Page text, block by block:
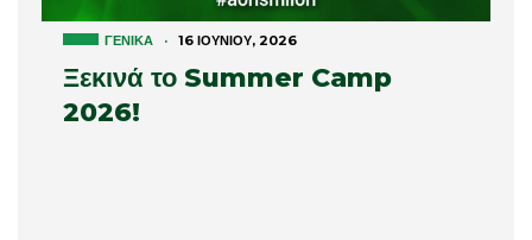
ΓΕΝΙΚΆ · 16 ΙΟΥΝΊΟΥ, 2026
Ξεκινά το Summer Camp
2026!